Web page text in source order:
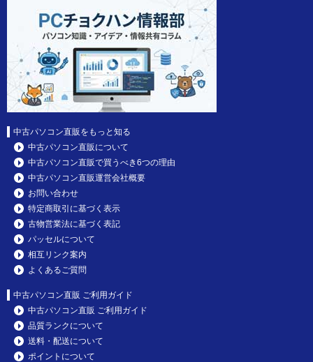
中古パソコン直販をもっと知る
中古パソコン直販について
中古パソコン直販で買うべき6つの理由
中古パソコン直販運営会社概要
お問い合わせ
特定商取引に基づく表示
古物営業法に基づく表記
パッセルについて
相互リンク案内
よくあるご質問
中古パソコン直販 ご利用ガイド
中古パソコン直販 ご利用ガイド
品質ランクについて
送料・配送について
ポイントについて